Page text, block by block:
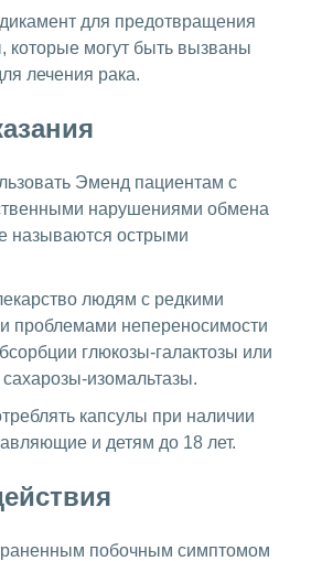
для предотвращения
которые могут быть вызваны
лечения рака.
Эменд пациентам с
нарушениями обмена
называются острыми
людям с редкими
проблемами непереносимости
глюкозы-галактозы или
сахарозы-изомальтазы.
капсулы при наличии
и детям до 18 лет.
побочным симптомом